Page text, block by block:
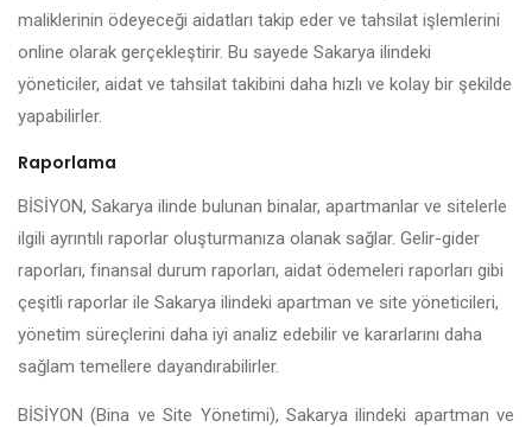
maliklerinin ödeyeceği aidatları takip eder ve tahsilat işlemlerini
online olarak gerçekleştirir. Bu sayede Sakarya ilindeki
yöneticiler, aidat ve tahsilat takibini daha hızlı ve kolay bir şekilde
yapabilirler.
Raporlama
BİSİYON, Sakarya ilinde bulunan binalar, apartmanlar ve sitelerle
ilgili ayrıntılı raporlar oluşturmanıza olanak sağlar. Gelir-gider
raporları, finansal durum raporları, aidat ödemeleri raporları gibi
çeşitli raporlar ile Sakarya ilindeki apartman ve site yöneticileri,
yönetim süreçlerini daha iyi analiz edebilir ve kararlarını daha
sağlam temellere dayandırabilirler.
BİSİYON (Bina ve Site Yönetimi), Sakarya ilindeki apartman ve